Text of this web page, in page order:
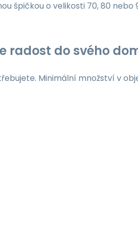
špičkou o velikosti 70, 80 nebo
radost do svého
Minimální množství v